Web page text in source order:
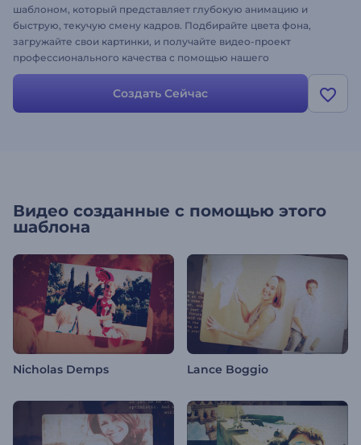
шаблоном, который представляет глубокую анимацию и
быструю, текучую смену кадров. Подбирайте цвета фона,
загружайте свои картинки, и получайте видео-проект
профессионального качества с помощью нашего
программного обеспечения онлайн. Это элегантное слайдшоу
может быть использовано как в личных так и
профессиональных целях. Попробуйте это сегодня и
Создать Сейчас
Видео созданные с помощью этого
шаблона
Nicholas Demps Lance Boggio